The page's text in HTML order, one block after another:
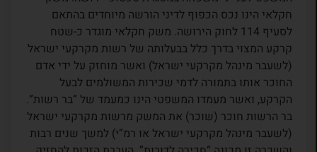
חקלאי הינו נכס הכפוף לדיני הורשה מיוחדים בהתאם
לסעיף 114 לחוק הירושה. משק חקלאי מוגדר כ-שטח
קרקע המצוי בדרך כלל בבעלותה של רשות מקרקעי ישראל
(לשעבר מינהל מקרקעי ישראל) ואשר מוחזק על ידי אדם
החוכר אותו בתמורה לדמי שכירות המשולמים לבעל
הקרקע, ואשר מעמדו המשפטי הינו כמעמד של “בר רשות”.
בר הרשות חוכר (שוכר) את המשק מרשות מקרקעי ישראל
(לשעבר מינהל מקרקעי ישראל או רמ”י) למשך שנים רבות